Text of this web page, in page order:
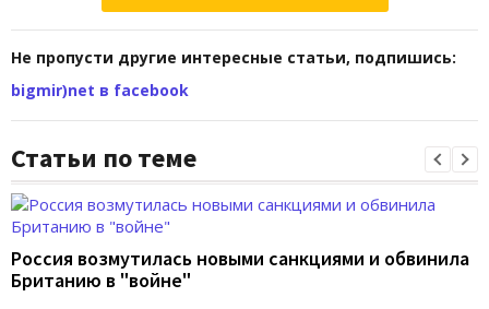
Не пропусти другие интересные статьи, подпишись:
bigmir)net в facebook
Статьи по теме
Россия возмутилась новыми санкциями и обвинила
Британию в "войне"